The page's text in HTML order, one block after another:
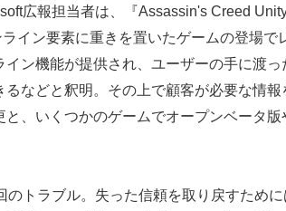
広報担当者は、『Assassin's Creed
イン要素に重きを置いたゲームの登場で
ン機能が提供され、ユーザーの手に渡っ
などと釈明。その上で顧客が必要な情報
、いくつかのゲームでオープンベータ版
トラブル。失った信頼を取り戻すために